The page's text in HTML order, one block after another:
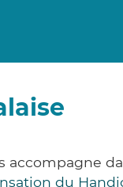
accompagne
du